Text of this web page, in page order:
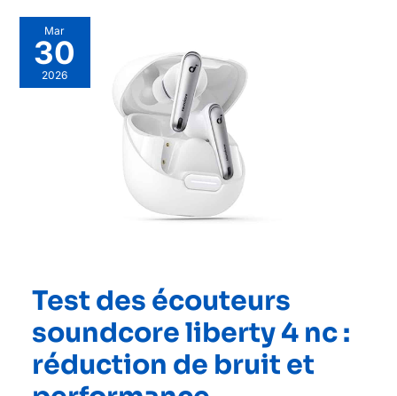
Mar
30
2026
Test des écouteurs
soundcore liberty 4 nc :
réduction de bruit et